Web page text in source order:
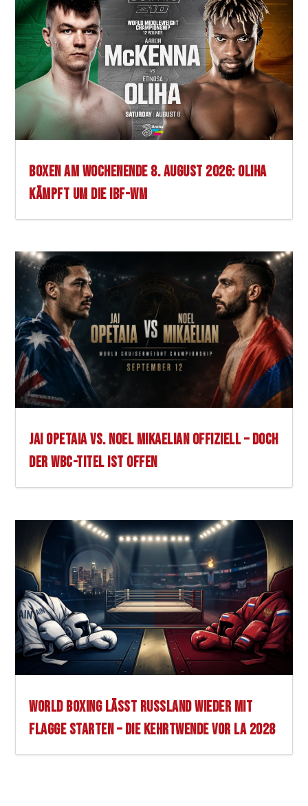
BOXEN AM WOCHENENDE 8. AUGUST 2026: OLIHA
KÄMPFT UM DIE IBF-WM
JAI OPETAIA VS. NOEL MIKAELIAN OFFIZIELL – DOCH
DER WBC-TITEL IST OFFEN
WORLD BOXING LÄSST RUSSLAND WIEDER MIT
FLAGGE STARTEN – DIE KEHRTWENDE VOR LA 2028